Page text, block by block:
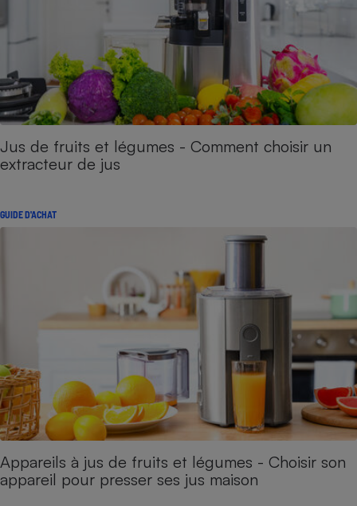
Jus de fruits et légumes - Comment choisir un
extracteur de jus
GUIDE D'ACHAT
Appareils à jus de fruits et légumes - Choisir son
appareil pour presser ses jus maison